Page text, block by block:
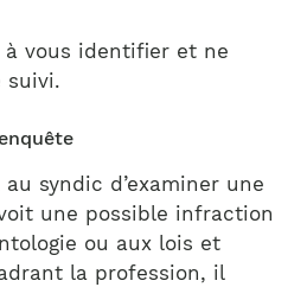
à vous identifier et ne
suivi.
syndic d’examiner une
une possible infraction
ou aux lois et
la profession, il